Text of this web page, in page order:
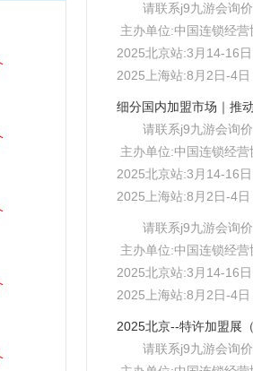
请联系j9九游会询价
主办单位:中国连锁经营
2025北京站:3月14-16
2025上海站:8月2日-4
请联系j9九游会询价
主办单位:中国连锁经营
2025北京站:3月14-16
2025上海站:8月2日-4
请联系j9九游会询价
主办单位:中国连锁经营
2025北京站:3月14-16
2025上海站:8月2日-4
请联系j9九游会询价